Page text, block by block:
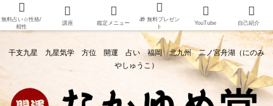
干支九星 九星気学 方位 開運 占い 福岡 北九州 二ノ宮舟湖（にのみ
やしゅうこ）
無料占い☆性格/
相性
講座 鑑定メニュー
🎁 無料プレゼン
ト
YouTube 自己紹介